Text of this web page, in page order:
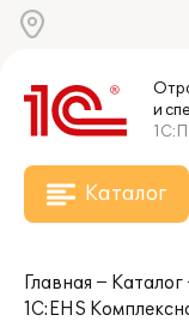
и
Каталог
Главная
Каталог
1С:EHS